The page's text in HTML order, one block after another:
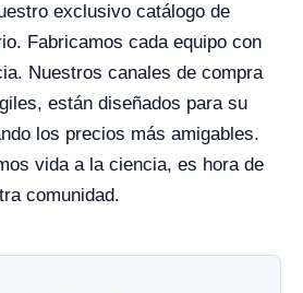
exclusivo catálogo de
Fabricamos cada equipo con
Nuestros canales de compra
están diseñados para su
los precios más amigables.
vida a la ciencia, es hora de
comunidad.